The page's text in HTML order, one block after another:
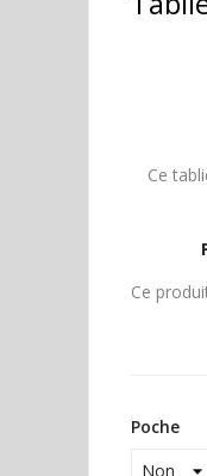
Ce
Ce
Poche